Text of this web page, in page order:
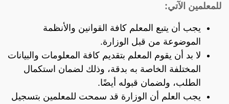
للمعلمين الآتي:
يجب أن يتبع المعلم كافة القوانين والأنظمة
الموضوعة من قبل الوزارة.
لا بد أن يقوم المعلم بتقديم كافة المعلومات والبيانات
المختلفة الخاصة به بدقة، وذلك لضمان استكمال
الطلب، ولضمان قبوله أيضًا.
يجب العلم أن الوزارة قد سمحت للمعلمين بتسجيل